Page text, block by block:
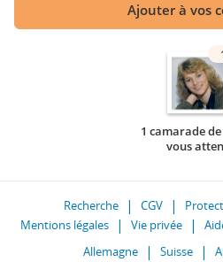
Ajouter à vos
1 camarade de
vous
Recherche CGV
Mentions légales
Vie privée
Allemagne
Suisse